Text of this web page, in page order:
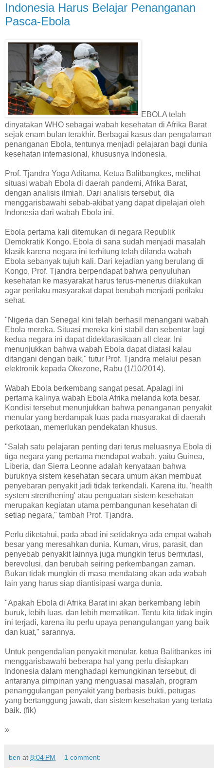
Indonesia Harus Belajar Penanganan
Pasca-Ebola
EBOLA telah
dinyatakan WHO sebagai wabah kesehatan di Afrika Barat
sejak enam bulan terakhir. Berbagai kasus dan pengalaman
penanganan Ebola, tentunya menjadi pelajaran bagi dunia
kesehatan internasional, khususnya Indonesia.
Prof. Tjandra Yoga Aditama, Ketua Balitbangkes, melihat
situasi wabah Ebola di daerah pandemi, Afrika Barat,
dengan analisis ilmiah. Dari analisis tersebut, dia
menggarisbawahi sebab-akibat yang dapat dipelajari oleh
Indonesia dari wabah Ebola ini.
Ebola pertama kali ditemukan di negara Republik
Demokratik Kongo. Ebola di sana sudah menjadi masalah
klasik karena negara ini terhitung telah dilanda wabah
Ebola sebanyak tujuh kali. Dari kejadian yang berulang di
Kongo, Prof. Tjandra berpendapat bahwa penyuluhan
kesehatan ke masyarakat harus terus-menerus dilakukan
agar perilaku masyarakat dapat berubah menjadi perilaku
sehat.
"Nigeria dan Senegal kini telah berhasil menangani wabah
Ebola mereka. Situasi mereka kini stabil dan sebentar lagi
kedua negara ini dapat dideklarasikaan all clear. Ini
menunjukkan bahwa wabah Ebola dapat diatasi kalau
ditangani dengan baik," tutur Prof. Tjandra melalui pesan
elektronik kepada Okezone, Rabu (1/10/2014).
Wabah Ebola berkembang sangat pesat. Apalagi ini
pertama kalinya wabah Ebola Afrika melanda kota besar.
Kondisi tersebut menunjukkan bahwa penanganan penyakit
menular yang berdampak luas pada masyarakat di daerah
perkotaan, memerlukan pendekatan khusus.
"Salah satu pelajaran penting dari terus meluasnya Ebola di
tiga negara yang pertama mendapat wabah, yaitu Guinea,
Liberia, dan Sierra Leonne adalah kenyataan bahwa
buruknya sistem kesehatan secara umum akan membuat
penyebaran penyakit jadi tidak terkendali. Karena itu, 'health
system strenthening' atau penguatan sistem kesehatan
merupakan kegiatan utama pembangunan kesehatan di
setiap negara," tambah Prof. Tjandra.
Perlu diketahui, pada abad ini setidaknya ada empat wabah
besar yang meresahkan dunia. Kuman, virus, parasit, dan
penyebab penyakit lainnya juga mungkin terus bermutasi,
berevolusi, dan berubah seiring perkembangan zaman.
Bukan tidak mungkin di masa mendatang akan ada wabah
lain yang harus siap diantisipasi warga dunia.
"Apakah Ebola di Afrika Barat ini akan berkembang lebih
buruk, lebih luas, dan lebih mematikan. Tentu kita tidak ingin
ini terjadi, karena itu perlu upaya penangulangan yang baik
dan kuat," sarannya.
Untuk pengendalian penyakit menular, ketua Balitbankes ini
menggarisbawahi beberapa hal yang perlu disiapkan
Indonesia dalam menghadapi kemungkinan tersebut, di
antaranya pimpinan yang menguasai masalah, program
penanggulangan penyakit yang berbasis bukti, petugas
yang bertanggung jawab, dan sistem kesehatan yang tertata
baik. (fik)
»
ben at 8:04 PM 1 comment: